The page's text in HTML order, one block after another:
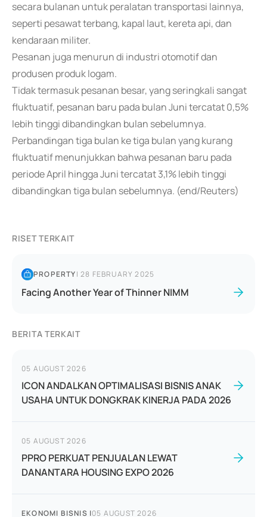
secara bulanan untuk peralatan transportasi lainnya,
seperti pesawat terbang, kapal laut, kereta api, dan
kendaraan militer.
Pesanan juga menurun di industri otomotif dan
produsen produk logam.
Tidak termasuk pesanan besar, yang seringkali sangat
fluktuatif, pesanan baru pada bulan Juni tercatat 0,5%
lebih tinggi dibandingkan bulan sebelumnya.
Perbandingan tiga bulan ke tiga bulan yang kurang
fluktuatif menunjukkan bahwa pesanan baru pada
periode April hingga Juni tercatat 3,1% lebih tinggi
dibandingkan tiga bulan sebelumnya. (end/Reuters)
RISET TERKAIT
PROPERTY|28 FEBRUARY 2025
Facing Another Year of Thinner NIMM
BERITA TERKAIT
05 AUGUST 2026
ICON ANDALKAN OPTIMALISASI BISNIS ANAK
USAHA UNTUK DONGKRAK KINERJA PADA 2026
05 AUGUST 2026
PPRO PERKUAT PENJUALAN LEWAT
DANANTARA HOUSING EXPO 2026
EKONOMI BISNIS |05 AUGUST 2026